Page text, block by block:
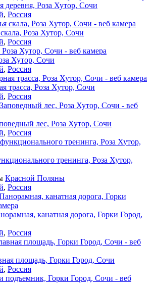
деревня, Роза Хутор, Сочи
, Россия
Роза Хутор, Сочи
, Россия
Хутор, Сочи
, Россия
трасса, Роза Хутор, Сочи
, Россия
лес, Роза Хутор, Сочи
, Россия
тренинга, Роза Хутор,
Красной Поляны
, Россия
канатная дорога, Горки Город,
, Россия
площадь, Горки Город, Сочи
, Россия